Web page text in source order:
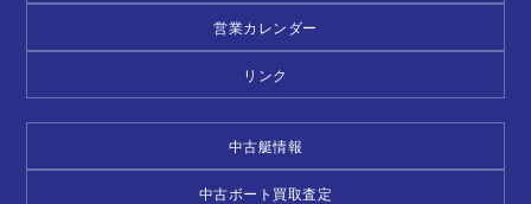
営業カレンダー
リンク
中古艇情報
中古ボート買取査定